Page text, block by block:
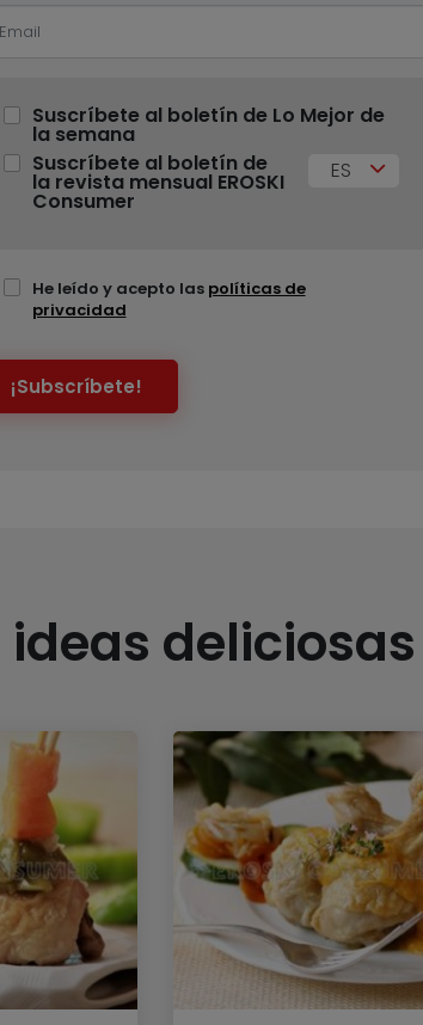
Suscríbete al boletín de Lo Mejor de
la semana
Suscríbete al boletín de
la revista mensual EROSKI
Consumer
ES
He leído y acepto las políticas de
privacidad
¡Subscríbete!
ideas deliciosas